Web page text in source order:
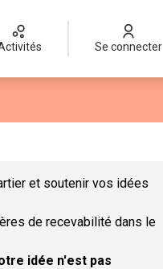
Activités Se connecter
et soutenir vos idées
de recevabilité dans le
idée n'est pas